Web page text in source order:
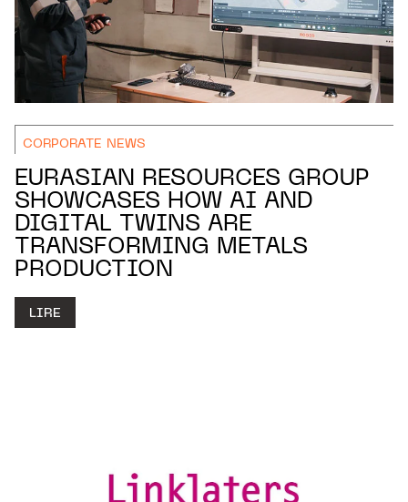
CORPORATE NEWS
EURASIAN RESOURCES GROUP
SHOWCASES HOW AI AND
DIGITAL TWINS ARE
TRANSFORMING METALS
PRODUCTION
LIRE